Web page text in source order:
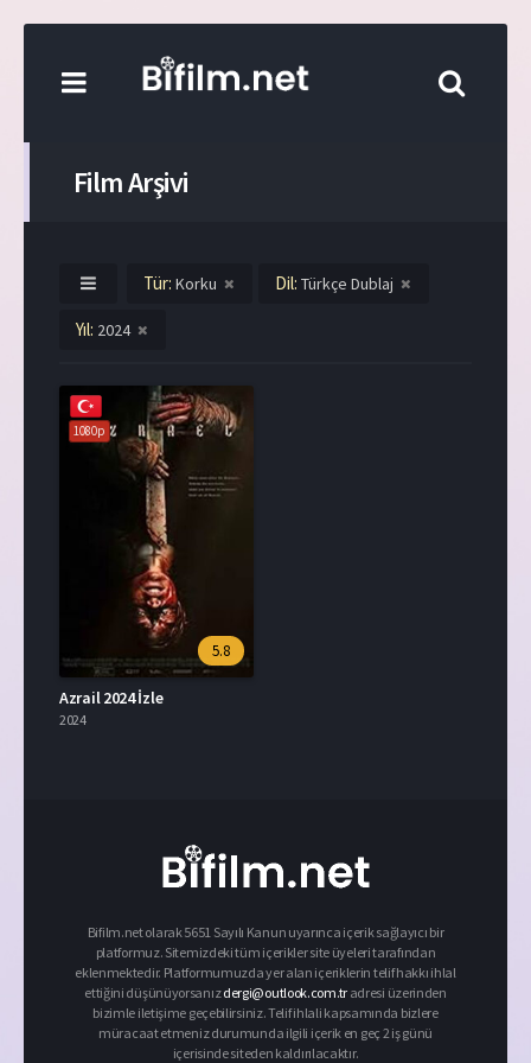
Film Arşivi
Tür: Korku Dil: Türkçe Dublaj
Yıl: 2024
1080p
5.8
Azrail 2024 İzle
2024
Bifilm.net olarak 5651 Sayılı Kanun uyarınca içerik sağlayıcı bir
platformuz. Sitemizdeki tüm içerikler site üyeleri tarafından
eklenmektedir. Platformumuzda yer alan içeriklerin telif hakkı ihlal
ettiğini düşünüyorsanızdergi@outlook.com.tr adresi üzerinden
bizimle iletişime geçebilirsiniz. Telif ihlali kapsamında bizlere
müracaat etmeniz durumunda ilgili içerik en geç 2 iş günü
içerisinde siteden kaldırılacaktır.